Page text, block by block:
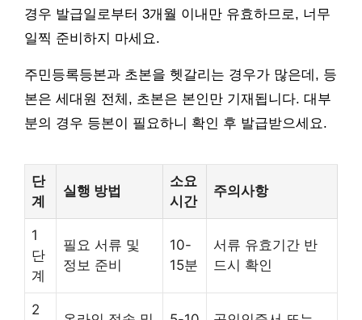
경우 발급일로부터 3개월 이내만 유효하므로, 너무
일찍 준비하지 마세요.
주민등록등본과 초본을 헷갈리는 경우가 많은데, 등
본은 세대원 전체, 초본은 본인만 기재됩니다. 대부
분의 경우 등본이 필요하니 확인 후 발급받으세요.
단
계
실행 방법
소요
시간
주의사항
1
단
계
필요 서류 및
정보 준비
10-
15분
서류 유효기간 반
드시 확인
2